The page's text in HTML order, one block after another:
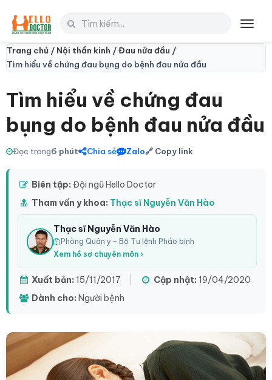
Trang chủ / Nội thần kinh /Đau nửa đầu /
Tìm hiểu về chứng đau bụng do bệnh đau nửa đầu
Tìm hiểu về chứng đau
bụng do bệnh đau nửa đầu
Đọc trong6 phút Chia sẻ Zalo🔗 Copy link
Biên tập: Đội ngũ Hello Doctor
Tham vấn y khoa: Thạc sĩ Nguyễn Văn Hào
Thạc sĩ Nguyễn Văn Hào
Phòng Quân y – Bộ Tư lệnh Pháo binh
Xem hồ sơ chuyên môn ›
Xuất bản: 15/11/2017 Cập nhật: 19/04/2020
Dành cho: Người bệnh